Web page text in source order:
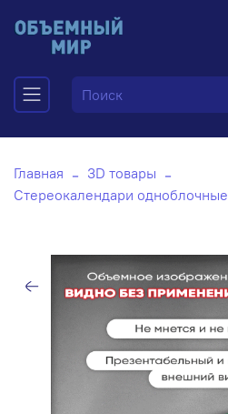
Главная
3D товары
Стереокалендари одноблочные